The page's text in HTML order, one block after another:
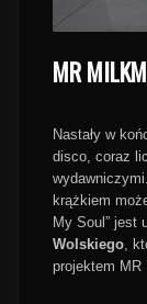
MR
Nastały w
disco, coraz
krążkiem
My Soul” jest
Wolskiego,
projektem MR